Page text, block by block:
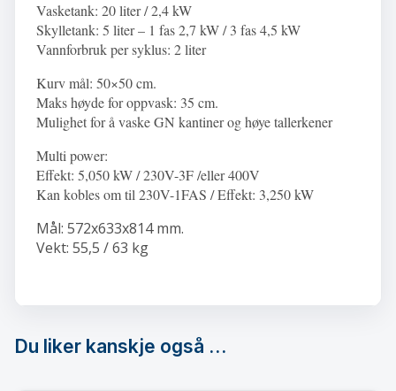
Vasketank: 20 liter / 2,4 kW
Skylletank: 5 liter – 1 fas 2,7 kW / 3 fas 4,5 kW
Vannforbruk per syklus: 2 liter
Kurv mål: 50×50 cm.
Maks høyde for oppvask: 35 cm.
Mulighet for å vaske GN kantiner og høye tallerkener
Multi power:
Effekt: 5,050 kW / 230V-3F /eller 400V
Kan kobles om til 230V-1FAS / Effekt: 3,250 kW
Mål: 572x633x814 mm.
Vekt: 55,5 / 63 kg
Du liker kanskje også …